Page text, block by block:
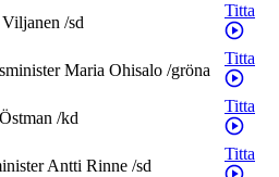
Viljanen /sd
Titta
Maria Ohisalo /gröna
Titta
Östman /kd
Titta
Antti Rinne /sd
Titta